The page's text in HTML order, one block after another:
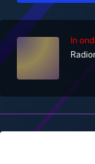
Notizie
In